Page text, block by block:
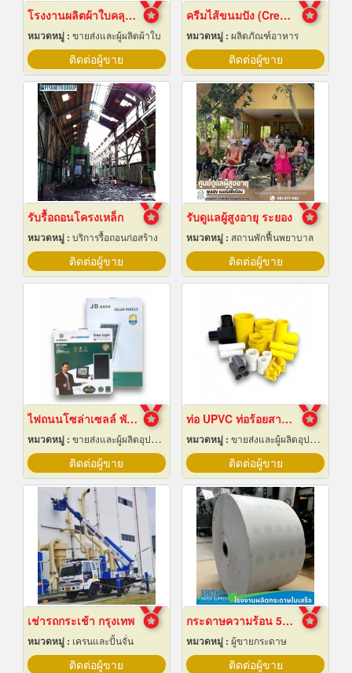
โรงงานผลิตผ้าใบคลุมรถบรรทุก
หมวดหมู่ : ขายส่งและผู้ผลิตผ้าใบ
ติดต่อผู้ขาย
ครีมไส้ขนมปัง (Cream fillings for bread)
หมวดหมู่ : ผลิตภัณฑ์อาหาร
ติดต่อผู้ขาย
รับรื้อถอนโครงเหล็ก
หมวดหมู่ : บริการรื้อถอนก่อสร้าง
ติดต่อผู้ขาย
รับดูแลผู้สูงอายุ ระยอง
หมวดหมู่ : สถานพักฟื้นพยาบาล
ติดต่อผู้ขาย
ไฟถนนโซล่าเซลล์ พัทยา ชลบุรี
หมวดหมู่ : ขายส่งและผู้ผลิตอุปกรณ์เครื่องใช้ไฟฟ้า
ติดต่อผู้ขาย
ท่อ UPVC ท่อร้อยสายไฟ ท่อขาว ท่อเหลือง พัทยา ชลบุรี
หมวดหมู่ : ขายส่งและผู้ผลิตอุปกรณ์เครื่องใช้ไฟฟ้า
ติดต่อผู้ขาย
เช่ารถกระเช้า กรุงเทพ
หมวดหมู่ : เครนและปั้นจั่น
ติดต่อผู้ขาย
กระดาษความร้อน 57x80 ราคาส่ง
หมวดหมู่ : ผู้ขายกระดาษ
ติดต่อผู้ขาย